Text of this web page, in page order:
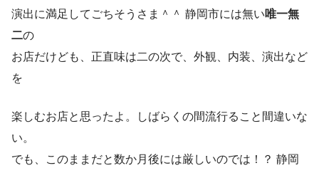
演出に満足してごちそうさま＾＾ 静岡市には無い唯一無
二の
お店だけども、正直味は二の次で、外観、内装、演出など
を
楽しむお店と思ったよ。しばらくの間流行ること間違いな
い。
でも、このままだと数か月後には厳しいのでは！？ 静岡